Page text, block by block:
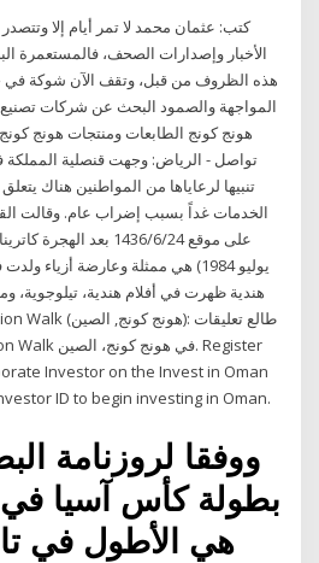
كتب: عثمان محمد لا تمر أيام إلا
الأخبار وإصدارات الصحف، فالمستعمرة
هذه الظروف من قبل، وتقف الآن شوكة في
المواجهة والصمود البحث عن شركات
هونج كونج الطابعات ومنتجات هونج
تنبيها لرعاياها من المواطنين هناك
الخدمات غداً بسبب إضراب عام. وقالت
يوليو 1984) هي ممثلة وعارضة
Investor on the Invest in Oman
ID to begin investing in Oman.
ووفقا لروزنامة
هي الأطول في